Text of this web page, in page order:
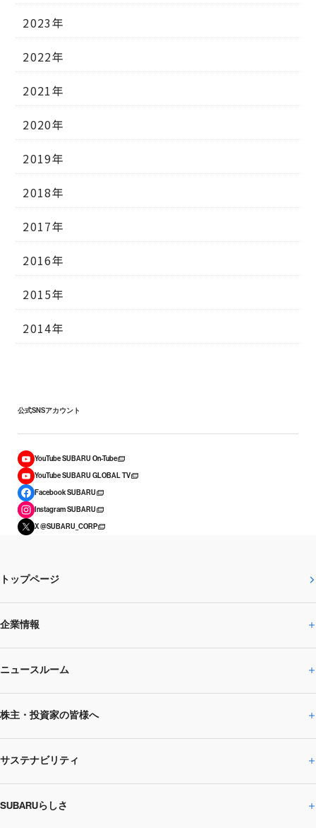
2023年
2022年
2021年
2020年
2019年
2018年
2017年
2016年
2015年
2014年
公式SNSアカウント
YouTube SUBARU On-Tube
YouTube SUBARU GLOBAL TV
Facebook SUBARU
Instagram SUBARU
X @SUBARU_CORP
トップページ
企業情報
企業情報トップ
SUBARUのありたい姿
SUBARU 2025方針
事業所・関係会社
ニュースルーム
ニュースルームトップ
ニュースリリース
閉じる
株主・投資家の皆様へ
株主・投資家の皆様へトップ
企業・経営
サステナビリティ
サステナビリティトップ
SUBARUらしさ